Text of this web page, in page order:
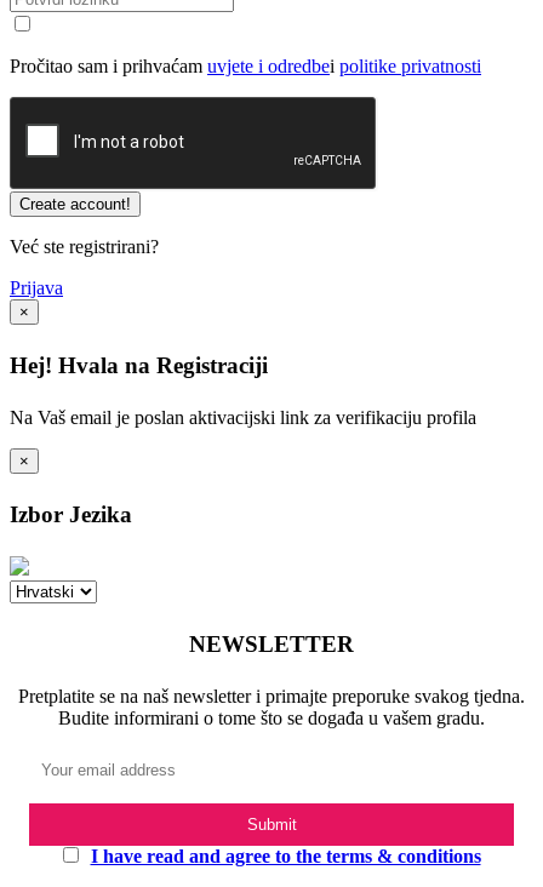
Pročitao sam i prihvaćam uvjete i odredbei politike privatnosti
Već ste registrirani?
Prijava
×
Hej! Hvala na Registraciji
Na Vaš email je poslan aktivacijski link za verifikaciju profila
×
Izbor Jezika
NEWSLETTER
Pretplatite se na naš newsletter i primajte preporuke svakog tjedna.
Budite informirani o tome što se događa u vašem gradu.
I have read and agree to the terms & conditions